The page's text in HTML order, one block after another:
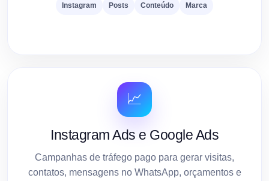
Instagram Posts Conteúdo Marca
📈
Instagram Ads e Google Ads
Campanhas de tráfego pago para gerar visitas,
contatos, mensagens no WhatsApp, orçamentos e